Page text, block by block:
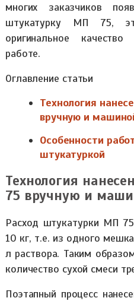
многих заказчиков
штукатурку МП 75,
оригинальное
работе.
Оглавление статьи
Технология
вручную и
Особенности
штукатуркой
Технология
75 вручную и
Расход штукатурки МП
10 кг, т.е. из одного
л раствора. Таким
количество сухой смеси
Поэтапный процесс